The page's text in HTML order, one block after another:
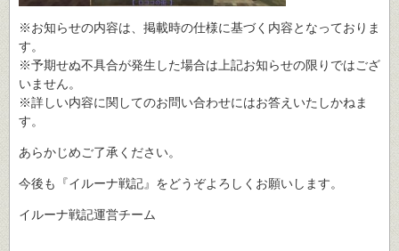
※お知らせの内容は、掲載時の仕様に基づく内容となっておりま
す。
※予期せぬ不具合が発生した場合は上記お知らせの限りではござ
いません。
※詳しい内容に関してのお問い合わせにはお答えいたしかねま
す。
あらかじめご了承ください。
今後も『イルーナ戦記』をどうぞよろしくお願いします。
イルーナ戦記運営チーム